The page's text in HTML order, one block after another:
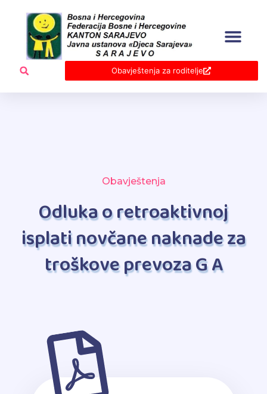
content
Obavještenja za roditelje
Obavještenja
Odluka o retroaktivnoj
isplati novčane naknade za
troškove prevoza G A